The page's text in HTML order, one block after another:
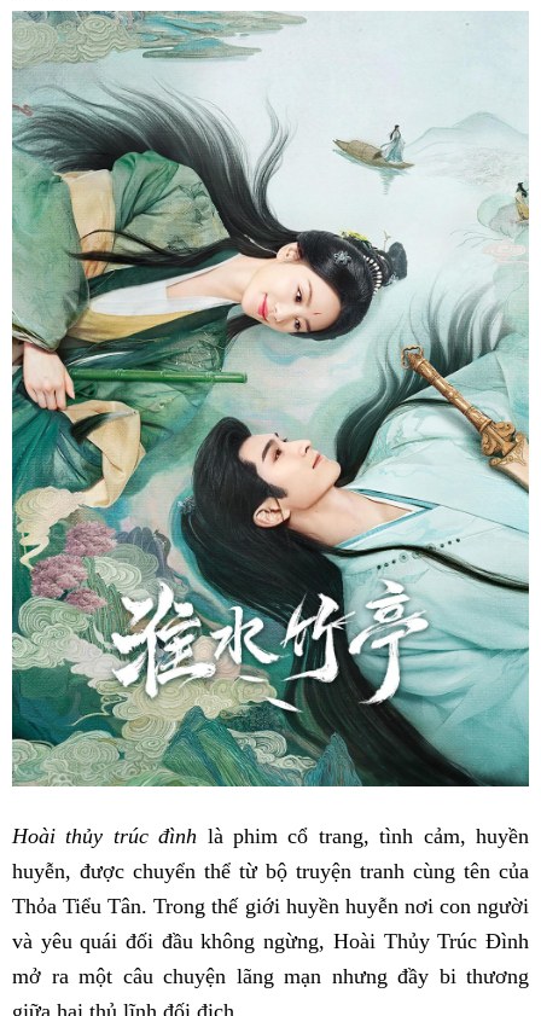
Hoài thủy trúc đình là phim cổ trang, tình cảm, huyền
huyễn, được chuyển thể từ bộ truyện tranh cùng tên của
Thỏa Tiểu Tân. Trong thế giới huyền huyễn nơi con người
và yêu quái đối đầu không ngừng, Hoài Thủy Trúc Đình
mở ra một câu chuyện lãng mạn nhưng đầy bi thương
giữa hai thủ lĩnh đối địch.